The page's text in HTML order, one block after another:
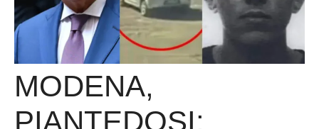
MODENA,
PIANTEDOSI: